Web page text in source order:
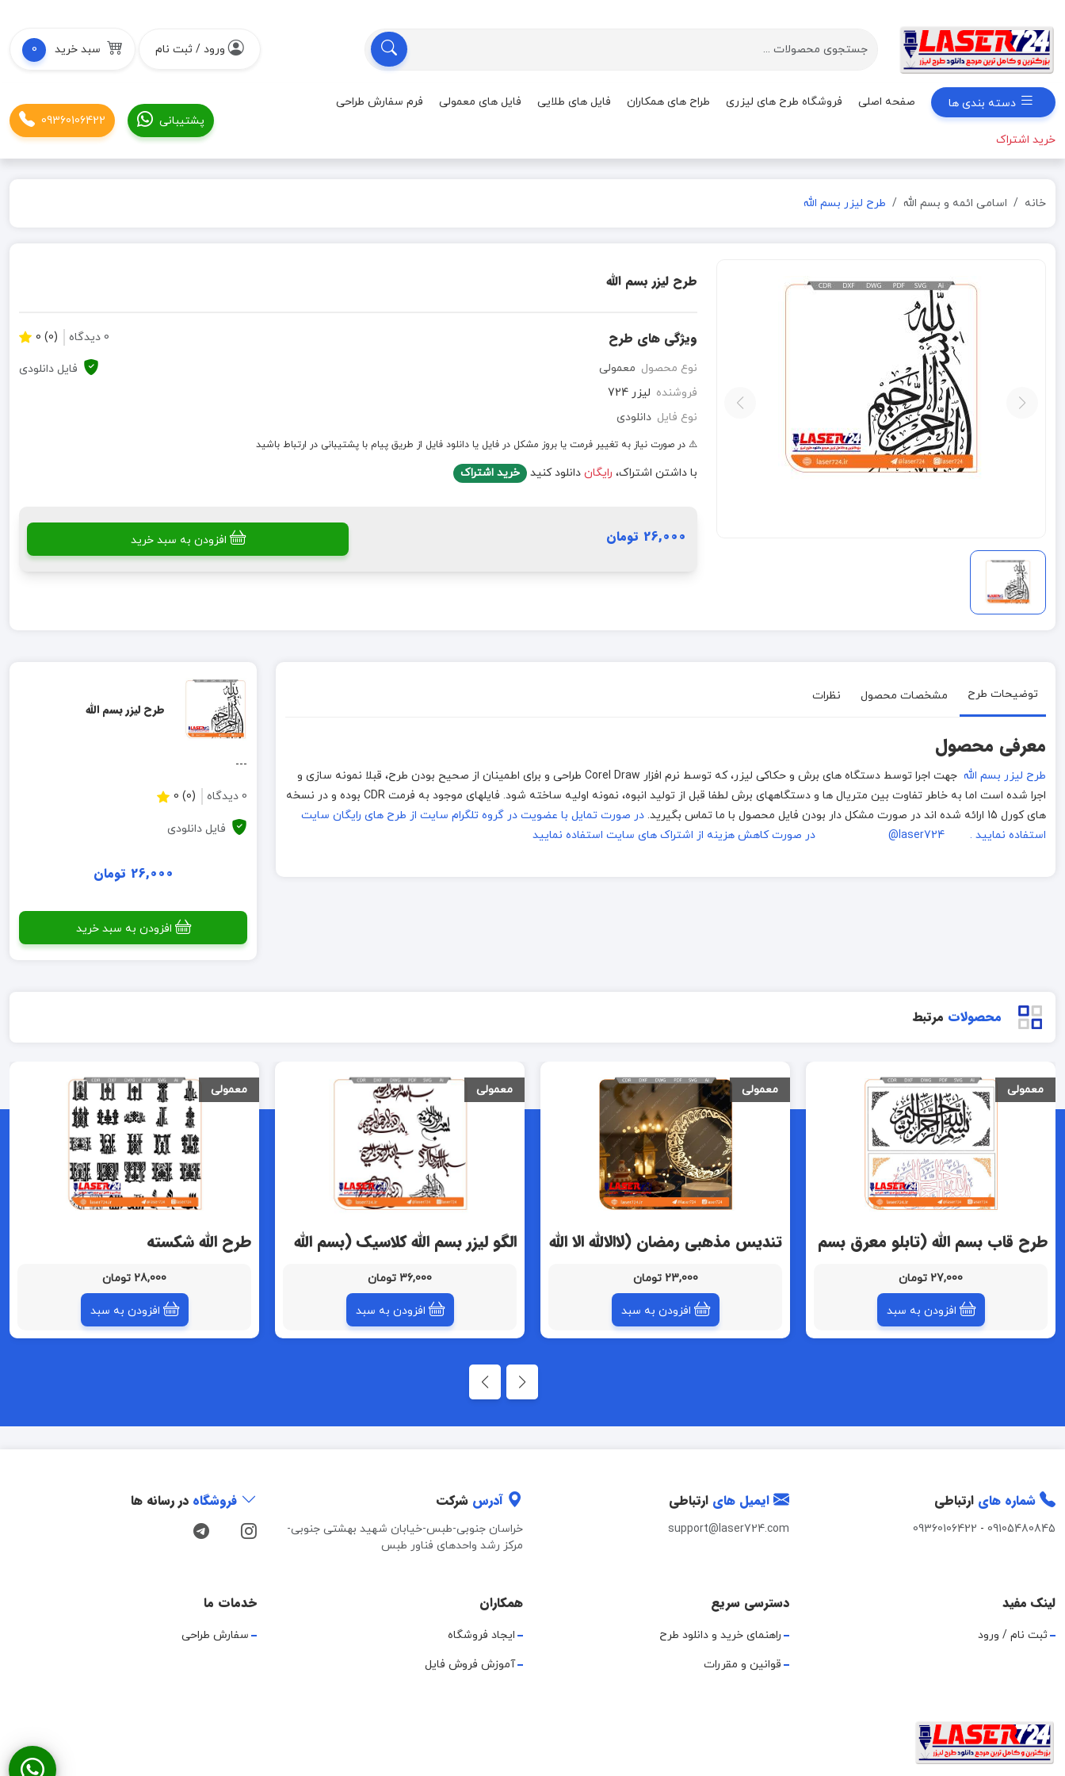
ورود / ثبت نام سبد خرید 0
دسته بندی ها صفحه اصلی فروشگاه طرح های لیزری طراح های همکاران فایل های طلایی فایل های معمولی فرم سفارش طراحی
خرید اشتراک
پشتیبانی 09360106422
خانه اسامی ائمه و بسم الله طرح لیزر بسم الله
طرح لیزر بسم الله
ویژگی های طرح
نوع محصول معمولی
فروشنده لیزر 724
نوع فایل دانلودی
0 دیدگاه (0) 0
فایل دانلودی
⚠️ در صورت نیاز به تغییر فرمت یا بروز مشکل در فایل یا دانلود فایل از طریق پیام با پشتیبانی در ارتباط باشید
با داشتن اشتراک، رایگان دانلود کنید خرید اشتراک
26,000 تومان افزودن به سبد خرید
توضیحات طرح مشخصات محصول نظرات
معرفی محصول
طرح لیزر بسم الله
جهت اجرا توسط دستگاه های برش و حکاکی لیزر، که توسط نرم افزار Corel Draw طراحی و برای اطمینان از صحیح بودن طرح، قبلا نمونه سازی و
اجرا شده است اما به خاطر تفاوت بین متریال ها و دستگاههای برش لطفا قبل از تولید انبوه، نمونه اولیه ساخته شود. فایلهای موجود به فرمت CDR بوده و در نسخه
های کورل 15 ارائه شده اند در صورت مشکل دار بودن فایل محصول با ما تماس بگیرید.
در صورت تمایل با عضویت در گروه تلگرام سایت از طرح های رایگان سایت
استفاده نمایید . laser724@
در صورت کاهش هزینه از اشتراک های سایت استفاده نمایید
طرح لیزر بسم الله
---
0 دیدگاه (0) 0
فایل دانلودی
26,000 تومان
افزودن به سبد خرید
محصولات مرتبط
معمولی
طرح قاب بسم الله (تابلو معرق بسم
27,000 تومان
افزودن به سبد
معمولی
تندیس مذهبی رمضان (لاالالله الا الله
23,000 تومان
افزودن به سبد
معمولی
الگو لیزر بسم الله کلاسیک (بسم الله
36,000 تومان
افزودن به سبد
معمولی
طرح الله شکسته
28,000 تومان
افزودن به سبد
شماره های ارتباطی
09105480845
-
09360106422
ایمیل های ارتباطی
support@laser724.com
آدرس شرکت
خراسان جنوبی-طبس-خیابان شهید بهشتی جنوبی-
مرکز رشد واحدهای فناور طبس
فروشگاه در رسانه ها
لینک مفید
ثبت نام / ورود
دسترسی سریع
راهنمای خرید و دانلود طرح
قوانین و مقررات
همکاران
ایجاد فروشگاه
آموزش فروش فایل
خدمات ما
سفارش طراحی